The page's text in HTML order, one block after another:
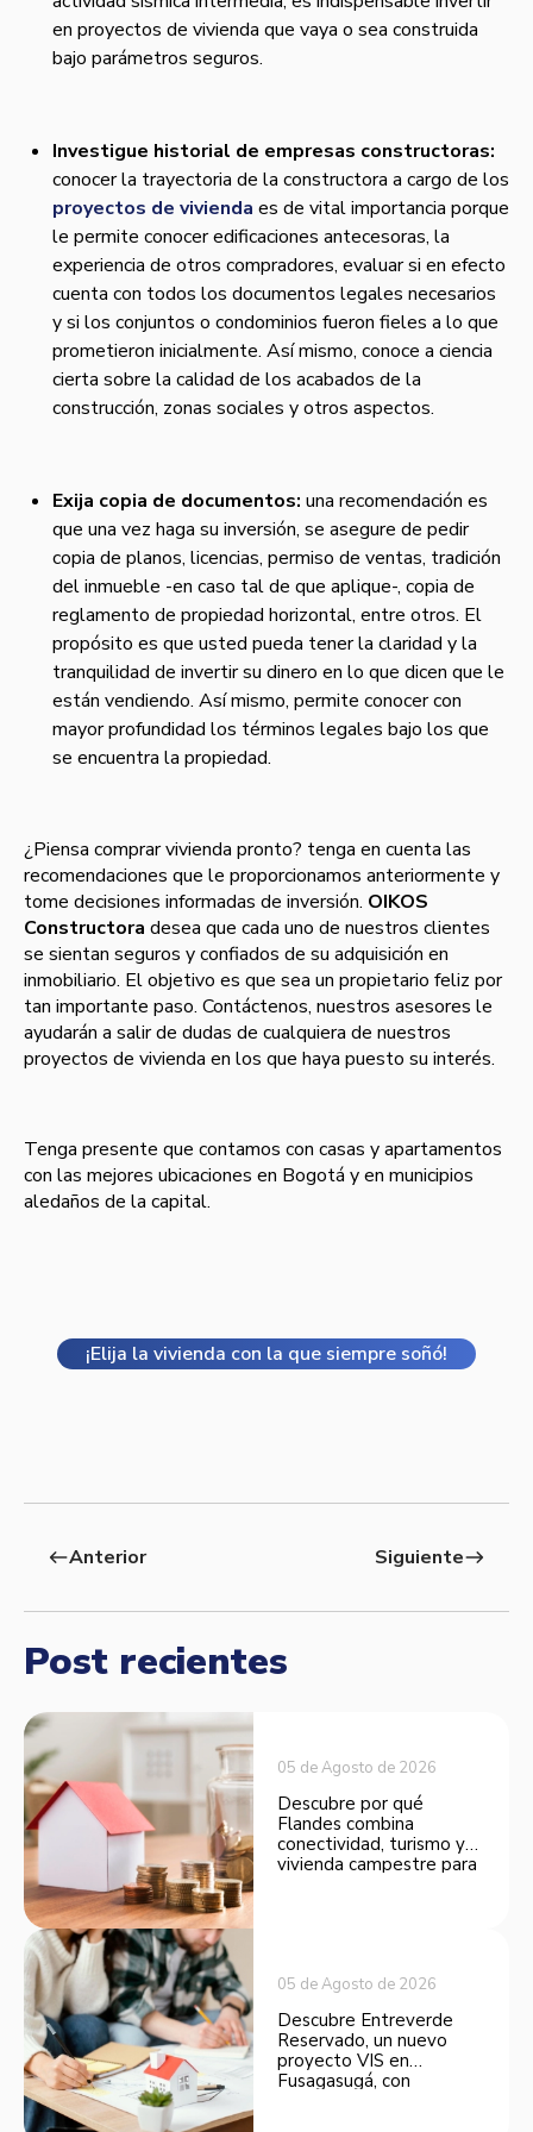
en proyectos de vivienda que vaya o sea construida
bajo parámetros seguros.
Investigue historial de empresas constructoras:
conocer la trayectoria de la constructora a cargo de los
proyectos de vivienda es de vital importancia porque
le permite conocer edificaciones antecesoras, la
experiencia de otros compradores, evaluar si en efecto
cuenta con todos los documentos legales necesarios
y si los conjuntos o condominios fueron fieles a lo que
prometieron inicialmente. Así mismo, conoce a ciencia
cierta sobre la calidad de los acabados de la
construcción, zonas sociales y otros aspectos.
Exija copia de documentos: una recomendación es
que una vez haga su inversión, se asegure de pedir
copia de planos, licencias, permiso de ventas, tradición
del inmueble -en caso tal de que aplique-, copia de
reglamento de propiedad horizontal, entre otros. El
propósito es que usted pueda tener la claridad y la
tranquilidad de invertir su dinero en lo que dicen que le
están vendiendo. Así mismo, permite conocer con
mayor profundidad los términos legales bajo los que
se encuentra la propiedad.
¿Piensa comprar vivienda pronto? tenga en cuenta las
recomendaciones que le proporcionamos anteriormente y
tome decisiones informadas de inversión. OIKOS
Constructora desea que cada uno de nuestros clientes
se sientan seguros y confiados de su adquisición en
inmobiliario. El objetivo es que sea un propietario feliz por
tan importante paso. Contáctenos, nuestros asesores le
ayudarán a salir de dudas de cualquiera de nuestros
proyectos de vivienda en los que haya puesto su interés.
Tenga presente que contamos con casas y apartamentos
con las mejores ubicaciones en Bogotá y en municipios
aledaños de la capital.
¡Elija la vivienda con la que siempre soñó!
westAnterior Siguienteeast
Post recientes
05 de Agosto de 2026
Descubre por qué
Flandes combina
conectividad, turismo y
vivienda campestre para
05 de Agosto de 2026
Descubre Entreverde
Reservado, un nuevo
proyecto VIS en
Fusagasugá, con